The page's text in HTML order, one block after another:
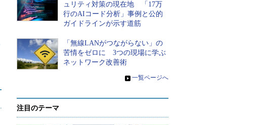
ュリティ対策の現在地 「17万
行のAIコード分析」事例と公的
ガイドラインが示す道筋
「無線LANがつながらない」の
苦情をゼロに 3つの現場に学ぶ
ネットワーク改善術
» 一覧ページへ
注目のテーマ